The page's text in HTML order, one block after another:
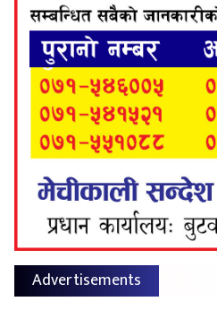
Advertisements